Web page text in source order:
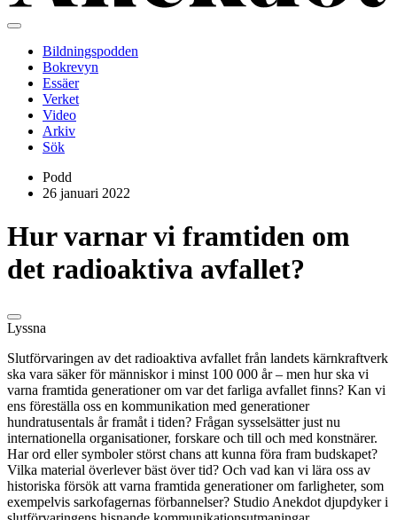
Bildningspodden
Bokrevyn
Essäer
Verket
Video
Arkiv
Sök
Podd
26 januari 2022
Hur varnar vi framtiden om
det radioaktiva avfallet?
Lyssna
Slutförvaringen av det radioaktiva avfallet från landets kärnkraftverk
ska vara säker för människor i minst 100 000 år – men hur ska vi
varna framtida generationer om var det farliga avfallet finns? Kan vi
ens föreställa oss en kommunikation med generationer
hundratusentals år framåt i tiden? Frågan sysselsätter just nu
internationella organisationer, forskare och till och med konstnärer.
Har ord eller symboler störst chans att kunna föra fram budskapet?
Vilka material överlever bäst över tid? Och vad kan vi lära oss av
historiska försök att varna framtida generationer om farligheter, som
exempelvis sarkofagernas förbannelser? Studio Anekdot djupdyker i